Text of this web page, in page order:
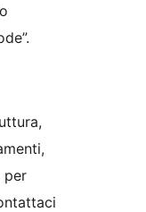
per